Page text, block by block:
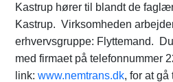
Kastrup hører til blandt de
Kastrup. Virksomheden
erhvervsgruppe: Flyttemand.
med firmaet på telefonnummer
link: www.nemtrans.dk, for at gå